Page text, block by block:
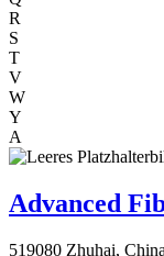
R
S
T
V
W
Y
A
Advanced
519080 Zhuhai, China